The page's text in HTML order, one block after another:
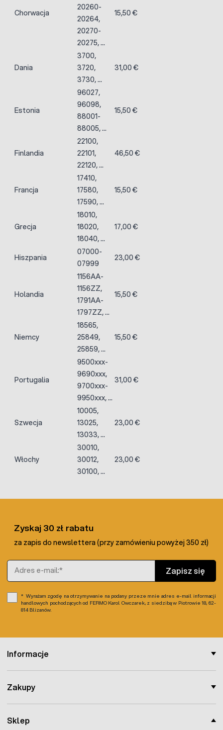
Chorwacja
20260-
20264,
20270-
20275, ...
15,50 €
Dania
3700,
3720,
3730, ...
31,00 €
Estonia
96027,
96098,
88001-
88005, ...
15,50 €
Finlandia
22100,
22101,
22120, ...
46,50 €
Francja
17410,
17580,
17590, ...
15,50 €
Grecja
18010,
18020,
18040, ...
17,00 €
Hiszpania
07000-
07999
23,00 €
Holandia
1156AA-
1156ZZ,
1791AA-
1797ZZ, ...
15,50 €
Niemcy
18565,
25849,
25859, ...
15,50 €
Portugalia
9500xxx-
9690xxx,
9700xxx-
9950xxx, ...
31,00 €
Szwecja
10005,
13025,
13033, ...
23,00 €
Włochy
30010,
30012,
30100, ...
23,00 €
Sklep
Informacje
Zakupy
Zyskaj 30 zł rabatu
za zapis do newslettera (przy zamówieniu powyżej 350 zł)
Adres e-mail
Zapisz się
Wyrażam zgodę na otrzymywanie na podany przeze mnie adres e-mail informacji
handlowych pochodzących od FERMO Karol Owczarek, z siedzibą w Piotrowie 18, 62-
814 Blizanów.